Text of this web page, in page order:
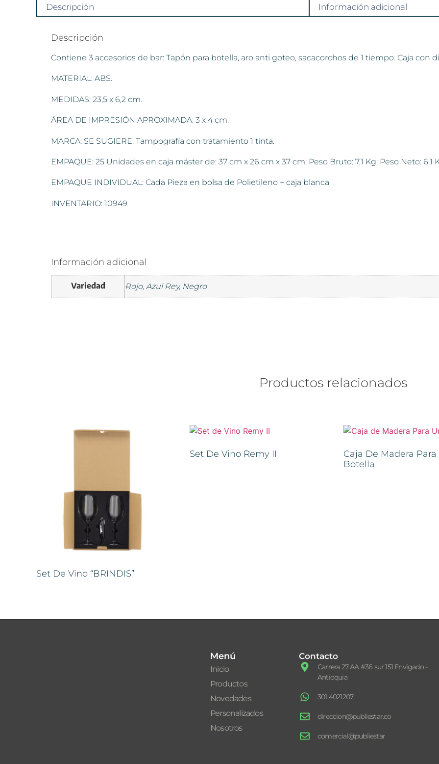
Descripción
Información adicional
Descripción
Contiene 3 accesorios de bar: Tapón para botella, aro anti goteo, sacacorchos de 1 tiempo. Caja con
MATERIAL: ABS.
MEDIDAS: 23,5 x 6,2 cm.
ÁREA DE IMPRESIÓN APROXIMADA: 3 x 4 cm.
MARCA: SE SUGIERE: Tampografía con tratamiento 1 tinta.
EMPAQUE: 25 Unidades en caja máster de: 37 cm x 26 cm x 37 cm; Peso Bruto: 7,1 Kg; Peso Neto: 6,1
EMPAQUE INDIVIDUAL: Cada Pieza en bolsa de Polietileno + caja blanca
INVENTARIO: 10949
Información adicional
Variedad Rojo, Azul Rey, Negro
Productos relacionados
Set De Vino “BRINDIS”
Set De Vino Remy II
Caja De Madera Para
Botella
Menú
Inicio
Productos
Novedades
Personalizados
Nosotros
Contacto
Carrera 27 AA #36 sur 151 Envigado -
Antioquia
301 4021207
direccion@publiestar.co
comercial@publiestar